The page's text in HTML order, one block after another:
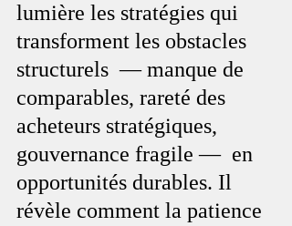
lumière les stratégies qui
transforment les obstacles
structurels  — manque de
comparables, rareté des
acheteurs stratégiques,
gouvernance fragile —  en
opportunités durables. Il
révèle comment la patience